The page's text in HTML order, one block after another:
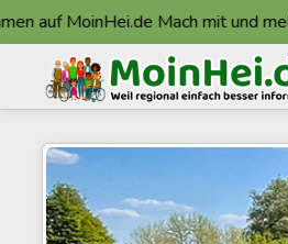
Mach mit und melde